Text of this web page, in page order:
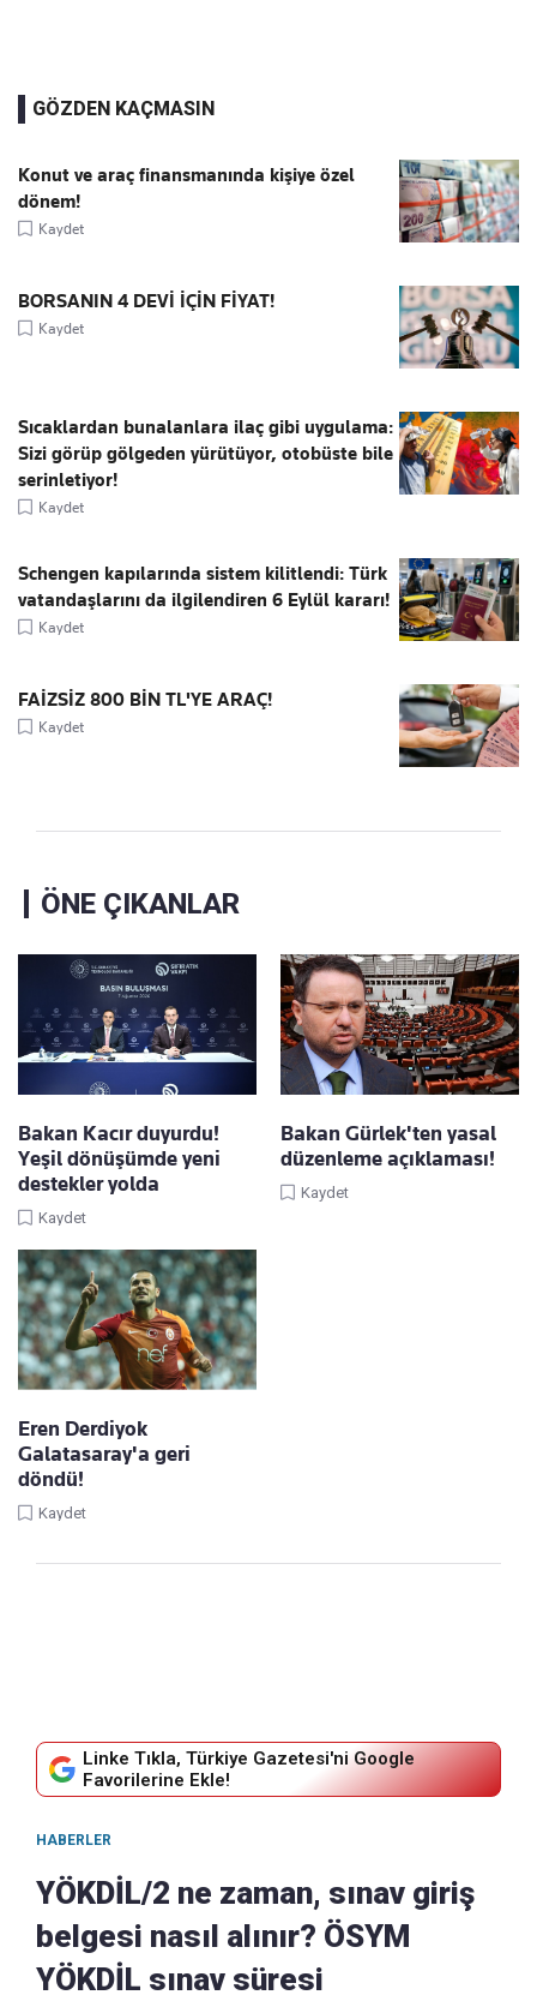
GÖZDEN KAÇMASIN
Konut ve araç finansmanında kişiye özel
dönem!
Kaydet
BORSANIN 4 DEVİ İÇİN FİYAT!
Kaydet
Sıcaklardan bunalanlara ilaç gibi uygulama:
Sizi görüp gölgeden yürütüyor, otobüste bile
serinletiyor!
Kaydet
Schengen kapılarında sistem kilitlendi: Türk
vatandaşlarını da ilgilendiren 6 Eylül kararı!
Kaydet
FAİZSİZ 800 BİN TL'YE ARAÇ!
Kaydet
ÖNE ÇIKANLAR
Bakan Kacır duyurdu!
Yeşil dönüşümde yeni
destekler yolda
Kaydet
Bakan Gürlek'ten yasal
düzenleme açıklaması!
Kaydet
Eren Derdiyok
Galatasaray'a geri
döndü!
Kaydet
Linke Tıkla, Türkiye Gazetesi'ni Google
Favorilerine Ekle!
HABERLER
YÖKDİL/2 ne zaman, sınav giriş
belgesi nasıl alınır? ÖSYM
YÖKDİL sınav süresi